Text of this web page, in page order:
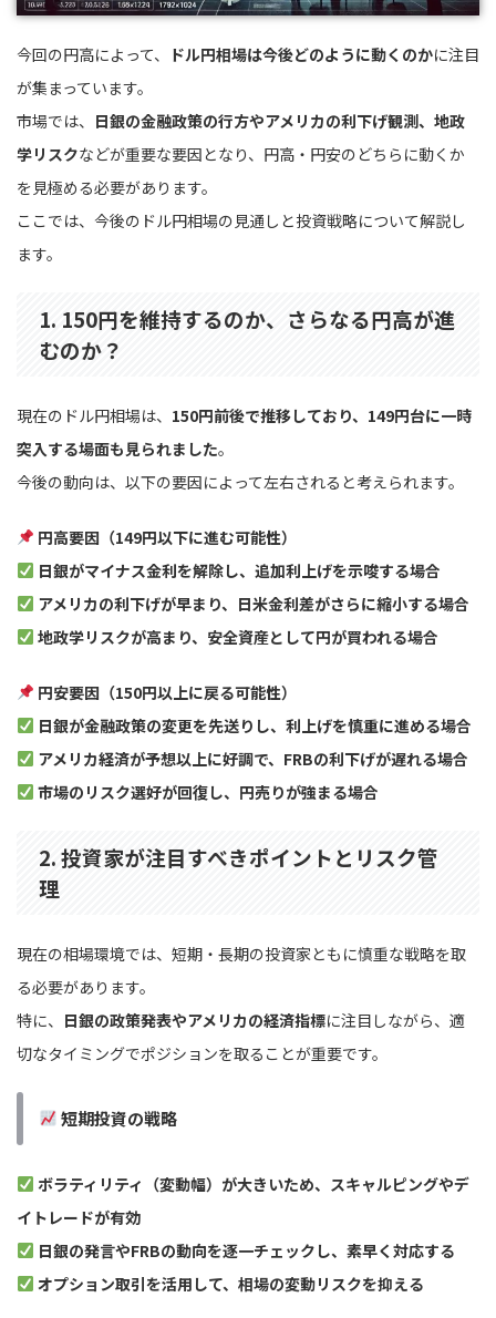
今回の円高によって、 ドル円相場は今後どのように動くのかに注目
が集まっています。
市場では、 日銀の金融政策の行方やアメリカの利下げ観測、地政
学リスクなどが重要な要因となり、円高・円安のどちらに動くか
を見極める必要があります。
ここでは、今後のドル円相場の見通しと投資戦略について解説し
ます。
1. 150円を維持するのか、さらなる円高が進
むのか？
現在のドル円相場は、 150円前後で推移しており、149円台に一時
突入する場面も見られました。
今後の動向は、以下の要因によって左右されると考えられます。
円高要因（149円以下に進む可能性）
日銀がマイナス金利を解除し、追加利上げを示唆する場合
アメリカの利下げが早まり、日米金利差がさらに縮小する場合
地政学リスクが高まり、安全資産として円が買われる場合
円安要因（150円以上に戻る可能性）
日銀が金融政策の変更を先送りし、利上げを慎重に進める場合
アメリカ経済が予想以上に好調で、FRBの利下げが遅れる場合
市場のリスク選好が回復し、円売りが強まる場合
2. 投資家が注目すべきポイントとリスク管
理
現在の相場環境では、短期・長期の投資家ともに慎重な戦略を取
る必要があります。
特に、 日銀の政策発表やアメリカの経済指標に注目しながら、適
切なタイミングでポジションを取ることが重要です。
短期投資の戦略
ボラティリティ（変動幅）が大きいため、スキャルピングやデ
イトレードが有効
日銀の発言やFRBの動向を逐一チェックし、素早く対応する
オプション取引を活用して、相場の変動リスクを抑える